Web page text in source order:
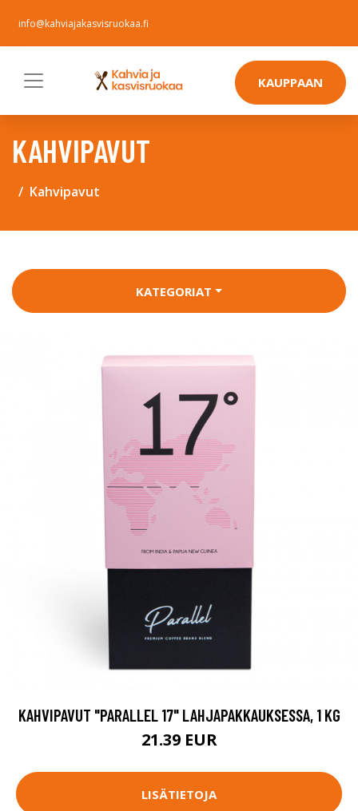
info@kahviajakasvisruokaa.fi
KAUPPAAN
KAHVIPAVUT
Kahvipavut
KATEGORIAT
KAHVIPAVUT "PARALLEL 17" LAHJAPAKKAUKSESSA, 1 KG
21.39 EUR
LISÄTIETOJA